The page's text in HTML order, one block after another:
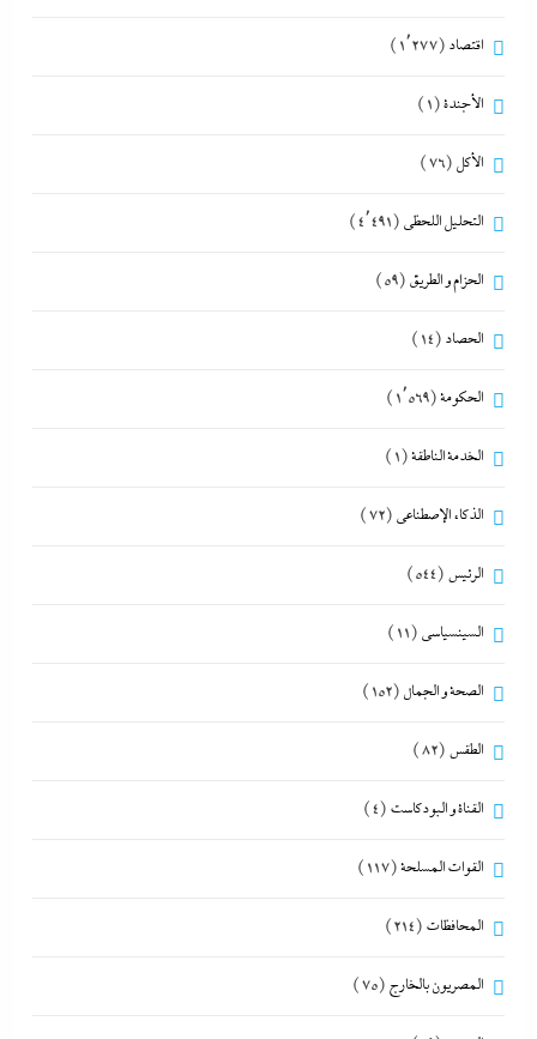
اقتصاد (1٬277)
الأجندة(1)
الأكل (76)
التحليل اللحظي (4٬491)
الحزام و الطريق (59)
الحصاد (14)
الحكومة(1٬569)
الخدمة الناطقة(1)
الذكاء الإصطناعي (72)
الرئيس (544)
السينسياسي (11)
الصحة و الجمال (152)
الطقس (82)
القناة و البودكاست (4)
القوات المسلحة(117)
المحافظات (214)
المصريون بالخارج (75)